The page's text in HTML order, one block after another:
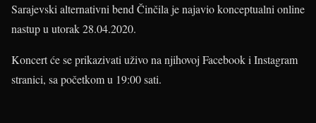
Sarajevski alternativni bend Činčila je najavio konceptualni online
nastup u utorak 28.04.2020.
Koncert će se prikazivati uživo na njihovoj Facebook i Instagram
stranici, sa početkom u 19:00 sati.